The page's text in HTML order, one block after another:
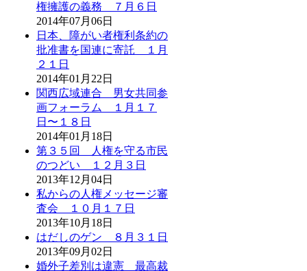
権擁護の義務 ７月６日
2014年07月06日
日本、障がい者権利条約の
批准書を国連に寄託 １月
２１日
2014年01月22日
関西広域連合 男女共同参
画フォーラム １月１７
日〜１８日
2014年01月18日
第３５回 人権を守る市民
のつどい １２月３日
2013年12月04日
私からの人権メッセージ審
査会 １０月１７日
2013年10月18日
はだしのゲン ８月３１日
2013年09月02日
婚外子差別は違憲 最高裁